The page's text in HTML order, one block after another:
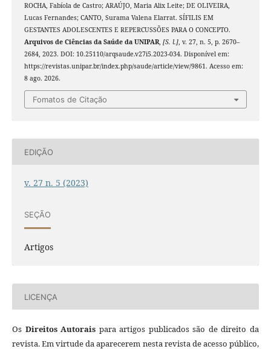
ROCHA, Fabíola de Castro; ARAÚJO, Maria Alix Leite; DE OLIVEIRA,
Lucas Fernandes; CANTO, Surama Valena Elarrat. SÍFILIS EM
GESTANTES ADOLESCENTES E REPERCUSSÕES PARA O CONCEPTO.
Arquivos de Ciências da Saúde da UNIPAR, [S. l.], v. 27, n. 5, p. 2670–
2684, 2023. DOI: 10.25110/arqsaude.v27i5.2023-034. Disponível em:
https://revistas.unipar.br/index.php/saude/article/view/9861. Acesso em:
8 ago. 2026.
Fomatos de Citação
EDIÇÃO
v. 27 n. 5 (2023)
SEÇÃO
Artigos
LICENÇA
Os Direitos Autorais para artigos publicados são de direito da
revista. Em virtude da aparecerem nesta revista de acesso público,